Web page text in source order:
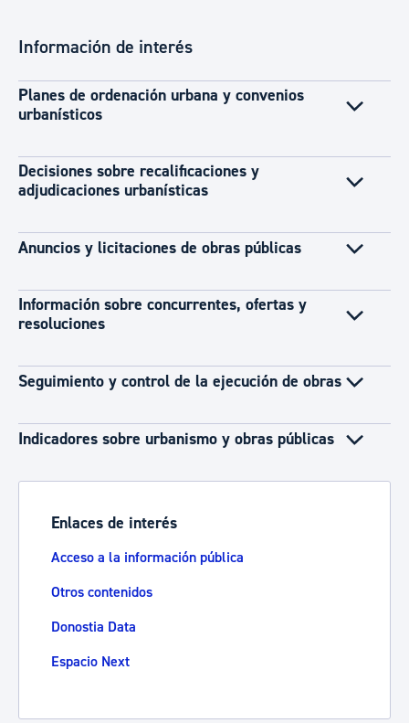
Información de interés
Planes de ordenación urbana y convenios
urbanísticos
Decisiones sobre recalificaciones y
adjudicaciones urbanísticas
Anuncios y licitaciones de obras públicas
Información sobre concurrentes, ofertas y
resoluciones
Seguimiento y control de la ejecución de obras
Indicadores sobre urbanismo y obras públicas
Enlaces de interés
Acceso a la información pública
Otros contenidos
Donostia Data
Espacio Next